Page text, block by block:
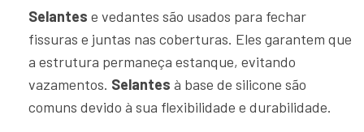
Selantes e vedantes são usados para fechar
fissuras e juntas nas coberturas. Eles garantem que
a estrutura permaneça estanque, evitando
vazamentos. Selantes à base de silicone são
comuns devido à sua flexibilidade e durabilidade.